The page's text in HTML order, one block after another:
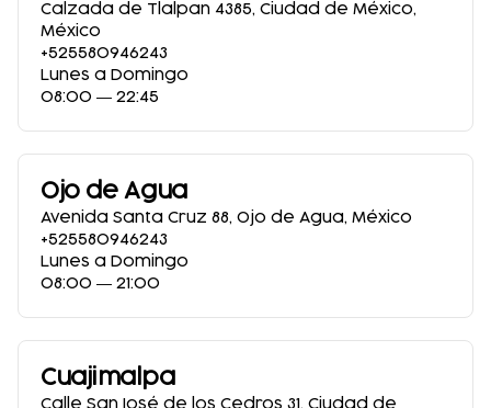
Calzada de Tlalpan 4385, Ciudad de México,
México
+525580946243
Lunes a Domingo
08:00 ― 22:45
Ojo de Agua
Avenida Santa Cruz 88, Ojo de Agua, México
+525580946243
Lunes a Domingo
08:00 ― 21:00
Cuajimalpa
Calle San José de los Cedros 31, Ciudad de